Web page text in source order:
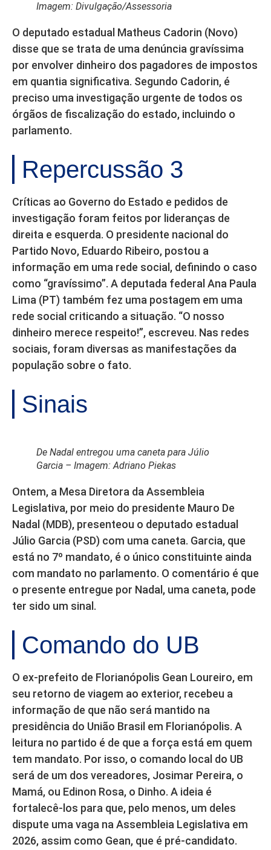
Imagem: Divulgação/Assessoria
O deputado estadual Matheus Cadorin (Novo)
disse que se trata de uma denúncia gravíssima
por envolver dinheiro dos pagadores de impostos
em quantia significativa. Segundo Cadorin, é
preciso uma investigação urgente de todos os
órgãos de fiscalização do estado, incluindo o
parlamento.
Repercussão 3
Críticas ao Governo do Estado e pedidos de
investigação foram feitos por lideranças de
direita e esquerda. O presidente nacional do
Partido Novo, Eduardo Ribeiro, postou a
informação em uma rede social, definindo o caso
como “gravíssimo”. A deputada federal Ana Paula
Lima (PT) também fez uma postagem em uma
rede social criticando a situação. “O nosso
dinheiro merece respeito!”, escreveu. Nas redes
sociais, foram diversas as manifestações da
população sobre o fato.
Sinais
De Nadal entregou uma caneta para Júlio
Garcia – Imagem: Adriano Piekas
Ontem, a Mesa Diretora da Assembleia
Legislativa, por meio do presidente Mauro De
Nadal (MDB), presenteou o deputado estadual
Júlio Garcia (PSD) com uma caneta. Garcia, que
está no 7º mandato, é o único constituinte ainda
com mandato no parlamento. O comentário é que
o presente entregue por Nadal, uma caneta, pode
ter sido um sinal.
Comando do UB
O ex-prefeito de Florianópolis Gean Loureiro, em
seu retorno de viagem ao exterior, recebeu a
informação de que não será mantido na
presidência do União Brasil em Florianópolis. A
leitura no partido é de que a força está em quem
tem mandato. Por isso, o comando local do UB
será de um dos vereadores, Josimar Pereira, o
Mamá, ou Edinon Rosa, o Dinho. A ideia é
fortalecê-los para que, pelo menos, um deles
dispute uma vaga na Assembleia Legislativa em
2026, assim como Gean, que é pré-candidato.